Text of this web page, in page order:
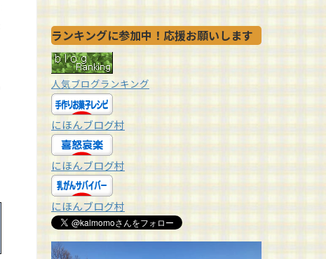
ランキングに参加中！応援お願いします
人気ブログランキング
にほんブログ村
にほんブログ村
にほんブログ村